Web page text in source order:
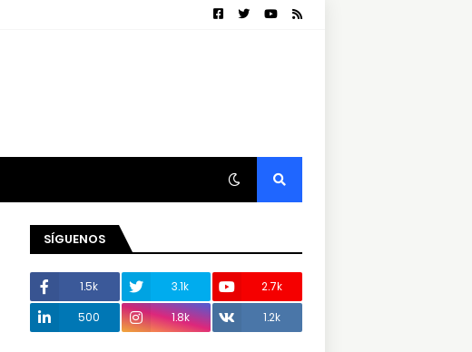
SÍGUENOS
1.5k 3.1k
2.7k
500
1.8k 1.2k